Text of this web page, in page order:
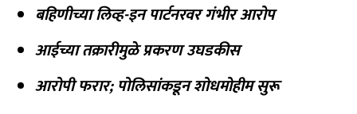
बहिणीच्या लिव्ह-इन पार्टनरवर गंभीर आरोप
आईच्या तक्रारीमुळे प्रकरण उघडकीस
आरोपी फरार; पोलिसांकडून शोधमोहीम सुरू